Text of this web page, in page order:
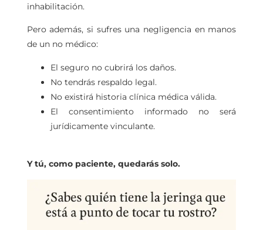
inhabilitación.
Pero además, si sufres una negligencia en manos
de un no médico:
El seguro no cubrirá los daños.
No tendrás respaldo legal.
No existirá historia clínica médica válida.
El consentimiento informado no será
jurídicamente vinculante.
Y tú, como paciente, quedarás solo.